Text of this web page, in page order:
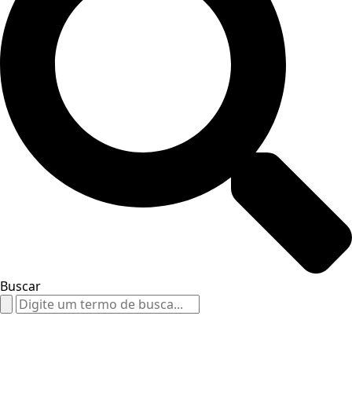
Buscar
Search
for: